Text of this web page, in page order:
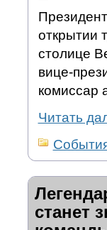
открытии
столице
вице-
комиссар
Читать
станет